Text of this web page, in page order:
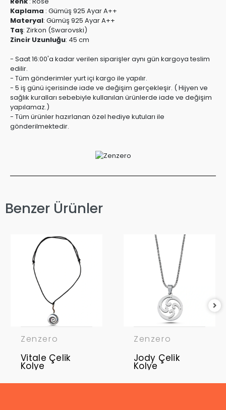
Kaplama : Gümüş 925 Ayar A++
Materyal: Gümüş 925 Ayar A++
Taş: Zirkon (Swarovski)
Zincir Uzunluğu: 45 cm
- Saat 16:00'a kadar verilen siparişler aynı gün kargoya teslim
edilir.
- Tüm gönderimler yurt içi kargo ile yapılır.
- 5 iş günü içerisinde iade ve değişim gerçekleşir. ( Hijyen ve
sağlık kuralları sebebiyle kullanılan ürünlerde iade ve değişim
yapılamaz.)
- Tüm ürünler hazırlanan özel hediye kutuları ile
gönderilmektedir.
Benzer Ürünler
Zenzero
Vitale Çelik
Kolye
Zenzero
Jody Çelik
Kolye